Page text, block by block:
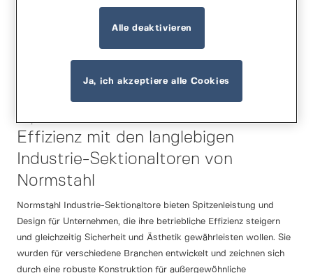
Effizienz mit den langlebigen
Industrie-Sektionaltoren von
Normstahl
Normstahl Industrie-Sektionaltore bieten Spitzenleistung und
Design für Unternehmen, die ihre betriebliche Effizienz steigern
und gleichzeitig Sicherheit und Ästhetik gewährleisten wollen. Sie
wurden für verschiedene Branchen entwickelt und zeichnen sich
durch eine robuste Konstruktion für außergewöhnliche
Alle deaktivieren
Ja, ich akzeptiere alle Cookies